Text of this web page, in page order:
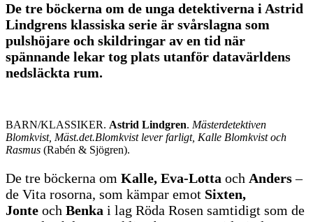
De tre böckerna om de unga detektiverna i Astrid
Lindgrens klassiska serie är svårslagna som
pulshöjare och skildringar av en tid när
spännande lekar tog plats utanför datavärldens
nedsläckta rum.
BARN/KLASSIKER. Astrid Lindgren. Mästerdetektiven
Blomkvist, Mäst.det.Blomkvist lever farligt, Kalle Blomkvist och
Rasmus (Rabén & Sjögren).
De tre böckerna om Kalle, Eva-Lotta och Anders–
de Vita rosorna, som kämpar emot Sixten,
Jonte och Benka i lag Röda Rosen samtidigt som de